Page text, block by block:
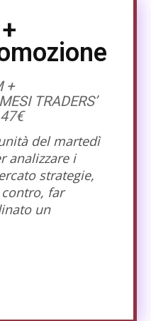
+
TRADERS’
del martedì
analizzare i
strategie,
far
un